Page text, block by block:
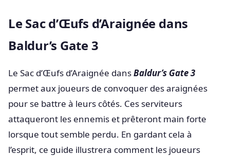
Le Sac d’Œufs d’Araignée dans
Baldur’s Gate 3
Le Sac d’Œufs d’Araignée dansBaldur’s Gate 3
permet aux joueurs de convoquer des araignées
pour se battre à leurs côtés. Ces serviteurs
attaqueront les ennemis et prêteront main forte
lorsque tout semble perdu. En gardant cela à
l’esprit, ce guide illustrera comment les joueurs